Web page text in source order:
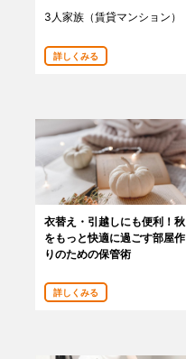
3人家族（賃貸マンション）
詳しくみる
衣替え・引越しにも便利！秋
をもっと快適に過ごす部屋作
りのための保管術
詳しくみる